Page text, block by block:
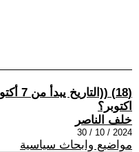
اكتوبر؟
خلف الناصر
2024 / 10 / 30
مواضيع وابحاث سياسية